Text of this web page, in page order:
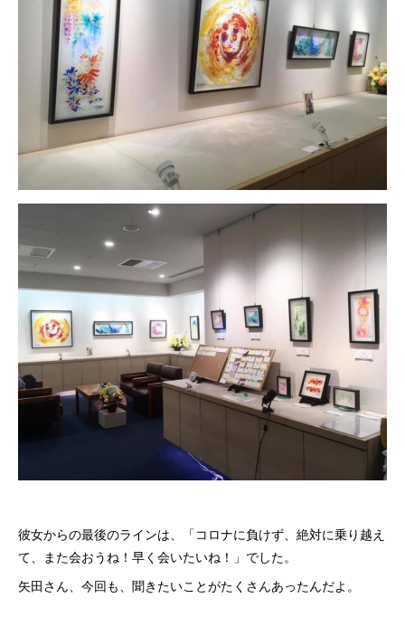
彼女からの最後のラインは、「コロナに負けず、絶対に乗り越え
て、また会おうね！早く会いたいね！」でした。
矢田さん、今回も、聞きたいことがたくさんあったんだよ。